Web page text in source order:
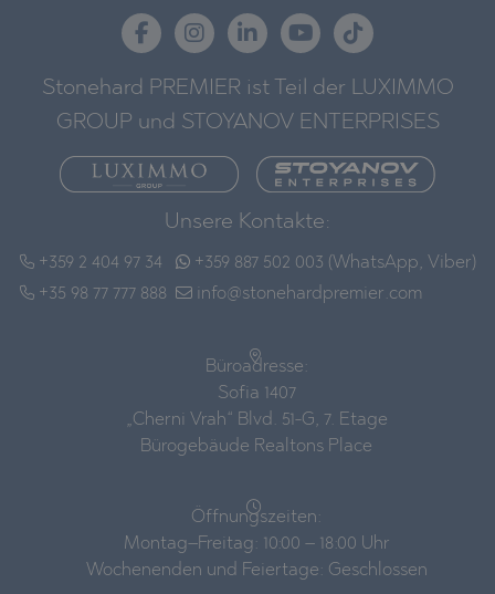
Stonehard PREMIER ist Teil der LUXIMMO
GROUP und STOYANOV ENTERPRISES
Unsere Kontakte:
+359 2 404 97 34
+35 98 77 777 888
+359 887 502 003 (WhatsApp, Viber)
info@stonehardpremier.com
Büroadresse:
Sofia 1407
„Cherni Vrah“ Blvd. 51-G, 7. Etage
Bürogebäude Realtons Place
Öffnungszeiten:
Montag–Freitag: 10:00 – 18:00 Uhr
Wochenenden und Feiertage: Geschlossen